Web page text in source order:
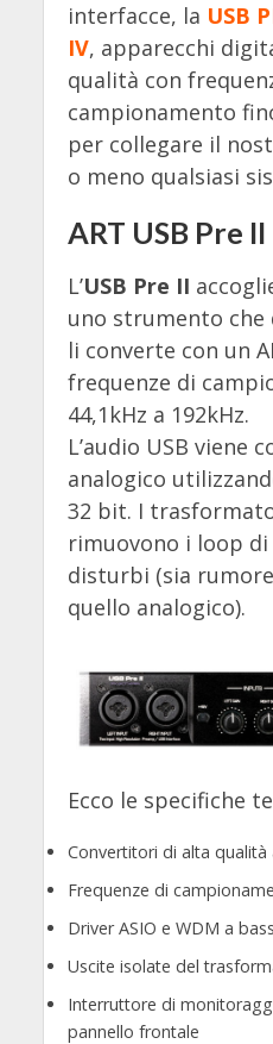
interfacce, la USB P
IV, apparecchi
qualità con
campionamento
per collegare il
o meno qualsiasi
ART USB Pre II
L’USB Pre II
uno strumento
li converte con un
frequenze di
44,1kHz a 192kHz.
L’audio USB viene
analogico
32 bit. I
rimuovono i loop
disturbi (sia
quello analogico).
Ecco le specifiche
Convertitori di alta
Frequenze di
Driver ASIO e WDM a
Uscite isolate del
Interruttore di
pannello frontale